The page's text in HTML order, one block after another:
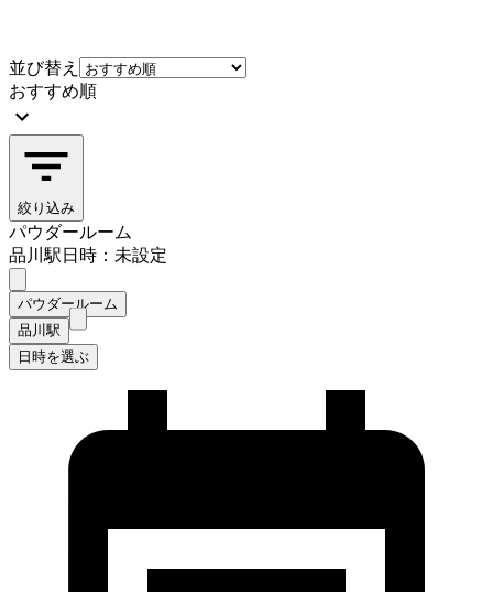
並び替え
おすすめ順
絞り込み
パウダールーム
品川駅日時：未設定
パウダールーム
品川駅
日時を選ぶ